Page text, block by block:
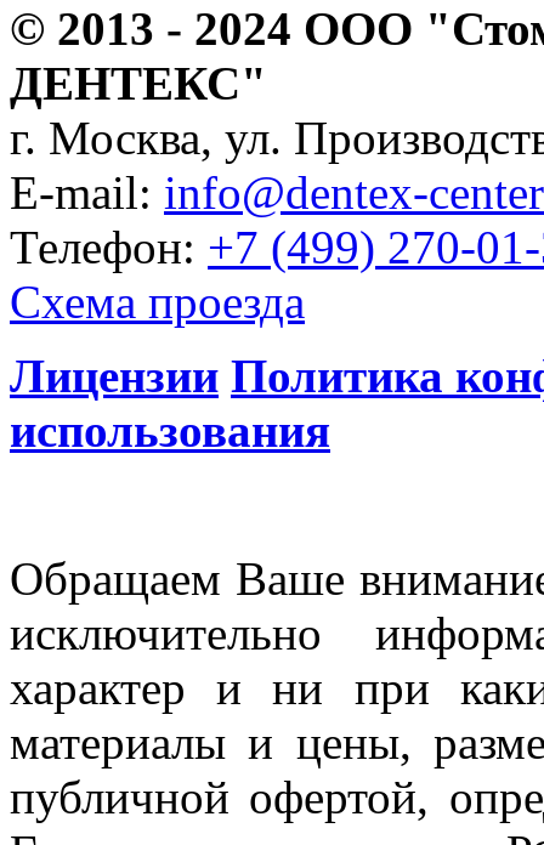
© 2013 - 2024 ООО
ДЕНТЕКС"
г. Москва, ул.
E-mail: info@dentex-
Телефон: +7 (499) 270-
Схема проезда
Лицензии Политика
использования
Обращаем Ваше
исключительно
характер и ни при
материалы и цены,
публичной офертой,